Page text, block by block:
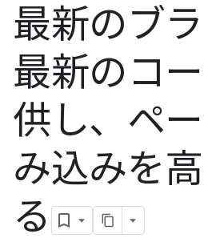
最新のブ
最新のコ
供し、ペ
み込みを
る